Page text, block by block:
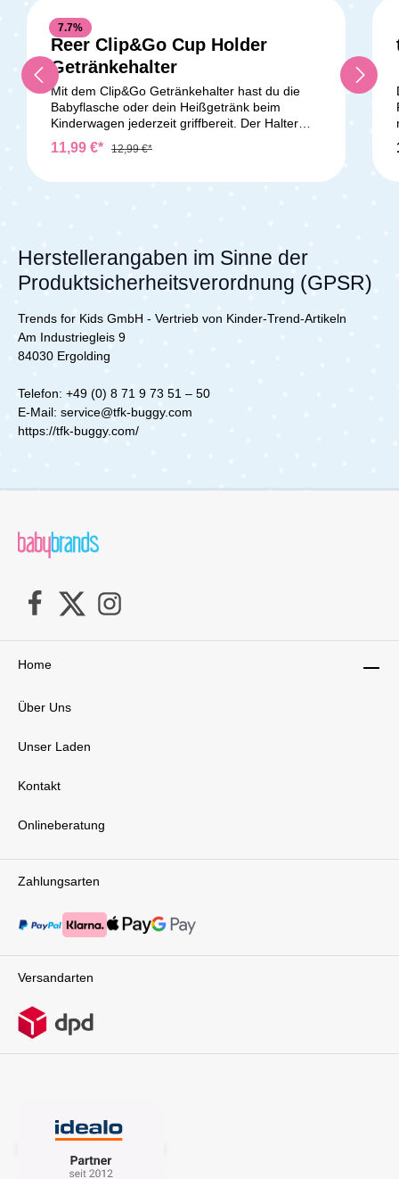
7.7%
Reer Clip&Go Cup Holder
Getränkehalter
Mit dem Clip&Go Getränkehalter hast du die
Babyflasche oder dein Heißgetränk beim
Kinderwagen jederzeit griffbereit. Der Halter
bietet Platz für alle gängigen Flaschen und
Becher mit 5–7 cm Durchmesser, inklusive
Bechern. Dank der Universalhalterung lässt sich
Dein Getränk stabil und kippsicher, während
das integrierte Drehgelenk die Position
individuell um 180° anpasst. So bleibt die
Flasche immer aufrecht und ein Auslaufen wird
verhindert. Perfekt für Spaziergänge, Ausflüge
und unterwegs, damit Dein Kind immer
ausreichend trinken kann.Lieferumfang:1x Reer
Getränkehalter
11,99 €* 12,99 €*
Herstellerangaben im Sinne der
Produktsicherheitsverordnung (GPSR)
Trends for Kids GmbH - Vertrieb von Kinder-Trend-Artikeln
Am Industriegleis 9
84030 Ergolding
Telefon: +49 (0) 8 71 9 73 51 – 50
E‐Mail: service@tfk-buggy.com
https://tfk-buggy.com/
Zahlungsarten
Versandarten
Home
Über Uns
Unser Laden
Kontakt
Onlineberatung